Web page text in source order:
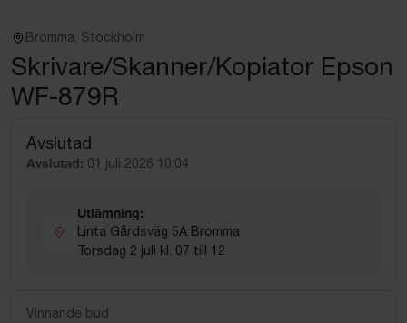
Bromma, Stockholm
Skrivare/Skanner/Kopiator Epson
WF-879R
Avslutad
Avslutad: 01 juli 2026 10:04
Utlämning:
Linta Gårdsväg 5A Bromma
Torsdag 2 juli kl. 07 till 12
Vinnande bud